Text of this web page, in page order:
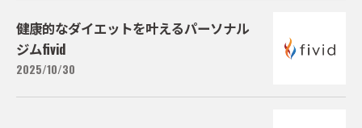
健康的なダイエットを叶えるパーソナル
ジムfivid
2025/10/30